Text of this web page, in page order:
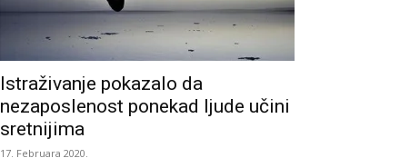
Istraživanje pokazalo da
nezaposlenost ponekad ljude učini
sretnijima
17. Februara 2020.